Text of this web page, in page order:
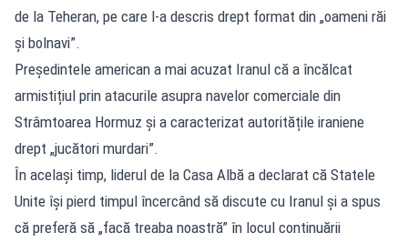
de la Teheran, pe care l-a descris drept format din „oameni răi
și bolnavi”.
Președintele american a mai acuzat Iranul că a încălcat
armistițiul prin atacurile asupra navelor comerciale din
Strâmtoarea Hormuz și a caracterizat autoritățile iraniene
drept „jucători murdari”.
În același timp, liderul de la Casa Albă a declarat că Statele
Unite își pierd timpul încercând să discute cu Iranul și a spus
că preferă să „facă treaba noastră” în locul continuării